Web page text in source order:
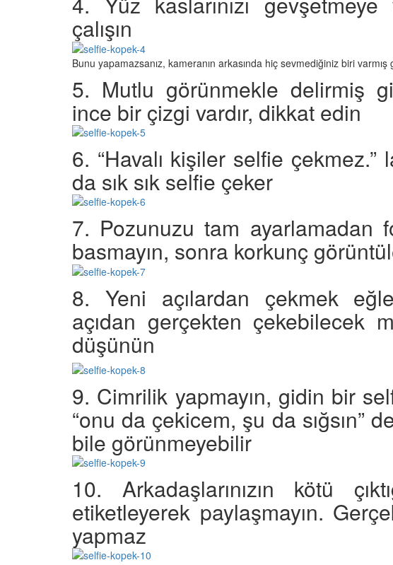
çalışın
Bunu yapamazsanız, kameranın arkasında hiç sevmediğiniz biri
5. Mutlu görünmekle delirmiş
ince bir çizgi vardır, dikkat edin
6. “Havalı kişiler selfie çekmez.”
da sık sık selfie çeker
7. Pozunuzu tam ayarlamadan
basmayın, sonra korkunç
8. Yeni açılardan çekmek
açıdan gerçekten çekebilecek
düşünün
9. Cimrilik yapmayın, gidin bir
“onu da çekicem, şu da sığsın”
bile görünmeyebilir
10. Arkadaşlarınızın kötü
etiketleyerek paylaşmayın.
yapmaz
Ayrılık Anksiyetesi:
ve Etkili
Köpek Sağlığı: “Köpeklerde
19.10.2025
Köpeklerde Kilo Problemleri:
Sağlıklı Zayıflama Yöntemleri